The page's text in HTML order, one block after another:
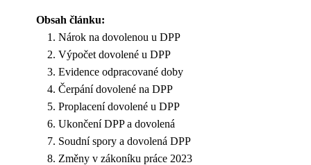
Obsah článku:
Nárok na dovolenou u DPP
Výpočet dovolené u DPP
Evidence odpracované doby
Čerpání dovolené na DPP
Proplacení dovolené u DPP
Ukončení DPP a dovolená
Soudní spory a dovolená DPP
Změny v zákoníku práce 2023